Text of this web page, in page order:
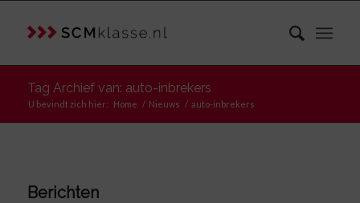
Tag Archief van: auto-inbrekers
U bevindt zich hier: Home / Nieuws / auto-inbrekers
Berichten